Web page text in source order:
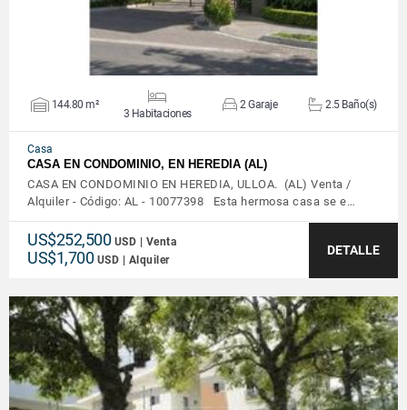
144.80 m²
3 Habitaciones
2 Garaje 2.5 Baño(s)
Casa
CASA EN CONDOMINIO, EN HEREDIA (AL)
CASA EN CONDOMINIO EN HEREDIA, ULLOA. (AL) Venta /
Alquiler - Código: AL - 10077398 Esta hermosa casa se e…
US$252,500 USD | Venta
US$1,700 USD | Alquiler
DETALLE